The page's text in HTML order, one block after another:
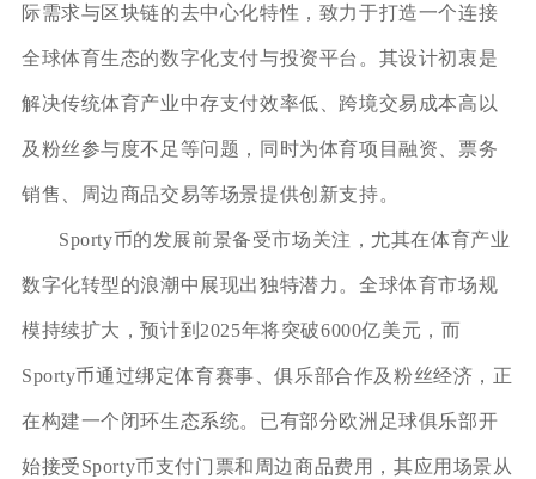
际需求与区块链的去中心化特性，致力于打造一个连接
全球体育生态的数字化支付与投资平台。其设计初衷是
解决传统体育产业中存支付效率低、跨境交易成本高以
及粉丝参与度不足等问题，同时为体育项目融资、票务
销售、周边商品交易等场景提供创新支持。
Sporty币的发展前景备受市场关注，尤其在体育产业
数字化转型的浪潮中展现出独特潜力。全球体育市场规
模持续扩大，预计到2025年将突破6000亿美元，而
Sporty币通过绑定体育赛事、俱乐部合作及粉丝经济，正
在构建一个闭环生态系统。已有部分欧洲足球俱乐部开
始接受Sporty币支付门票和周边商品费用，其应用场景从